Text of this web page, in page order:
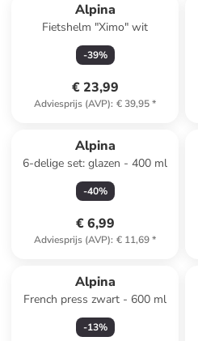
Alpina
Fietshelm "Ximo" wit
-39%
€ 23,99
Adviesprijs (AVP): € 39,95*
Alpina
6-delige set: glazen - 400 ml
-40%
€ 6,99
Adviesprijs (AVP): € 11,69*
Alpina
French press zwart - 600 ml
-13%